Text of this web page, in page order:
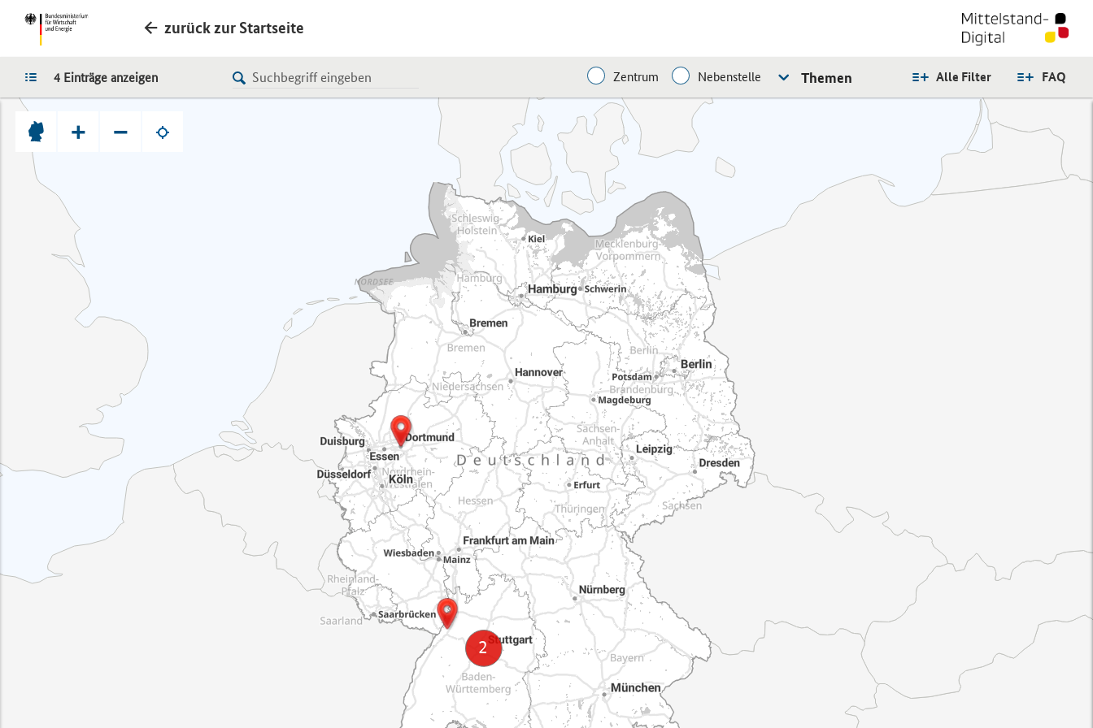
zurück zur Startseite
LISTE FAQ
Alle Filter
Zentrum Nebenstelle Themen
4 Einträge anzeigen
+ −